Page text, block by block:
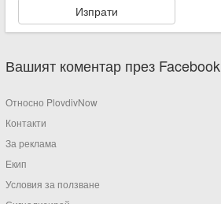
Вашият коментар през Facebook
Относно PlovdivNow
Контакти
За реклама
Екип
Условия за ползване